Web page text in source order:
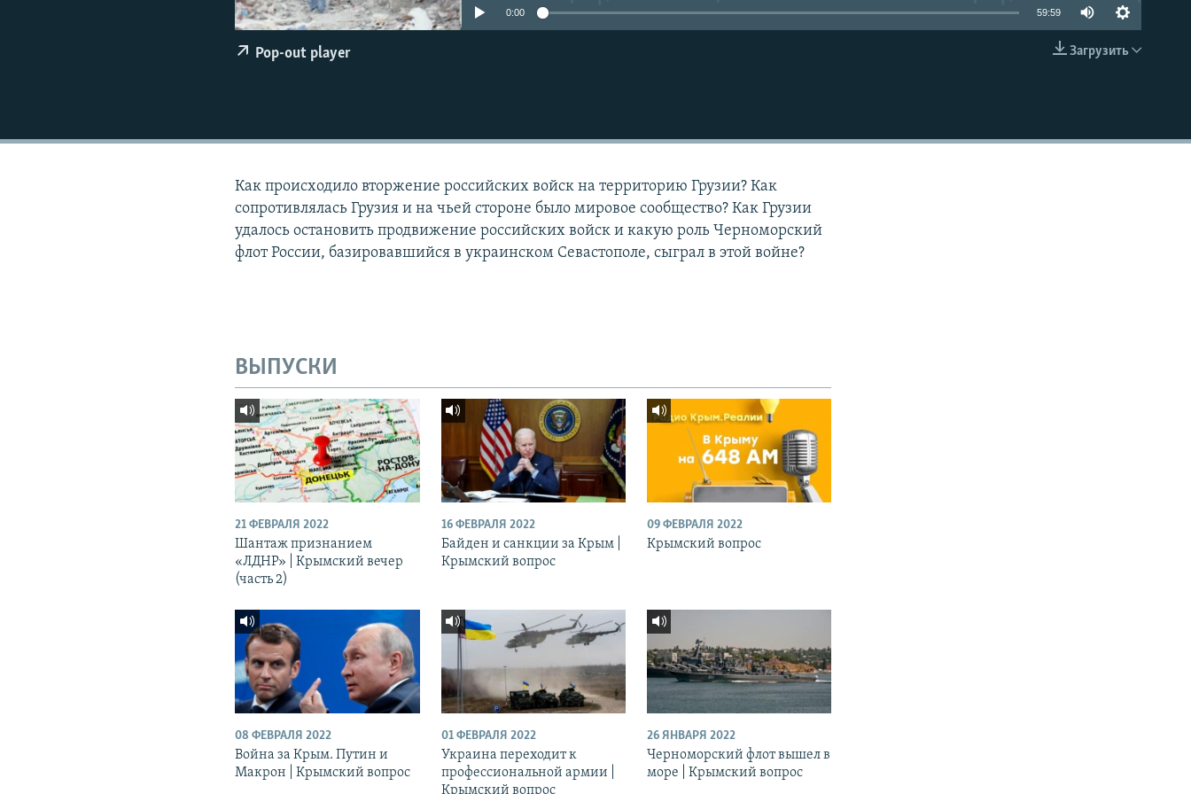
EMBED
0:00 59:59
Загрузить
Pop-out player
Как происходило вторжение российских войск на территорию Грузии? Как
сопротивлялась Грузия и на чьей стороне было мировое сообщество? Как Грузии
удалось остановить продвижение российских войск и какую роль Черноморский
флот России, базировавшийся в украинском Севастополе, сыграл в этой войне?
ВЫПУСКИ
21 ФЕВРАЛЯ 2022
Шантаж признанием
«ЛДНР» | Крымский вечер
(часть 2)
16 ФЕВРАЛЯ 2022
Байден и санкции за Крым |
Крымский вопрос
09 ФЕВРАЛЯ 2022
Крымский вопрос
08 ФЕВРАЛЯ 2022
Война за Крым. Путин и
Макрон | Крымский вопрос
01 ФЕВРАЛЯ 2022
Украина переходит к
профессиональной армии |
Крымский вопрос
26 ЯНВАРЯ 2022
Черноморский флот вышел в
море | Крымский вопрос